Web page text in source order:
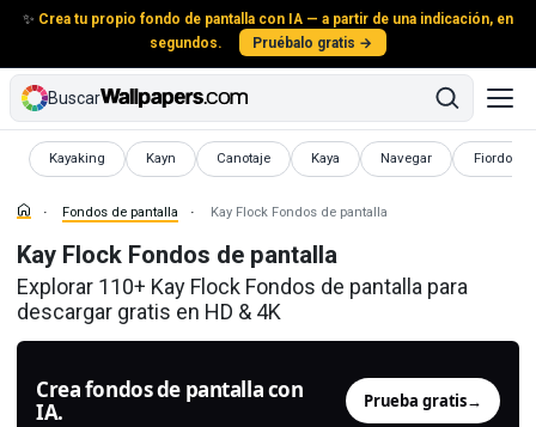
✨ Crea tu propio fondo de pantalla con IA — a partir de una indicación, en
segundos.
Pruébalo gratis →
Buscar
Kayaking
Fondos de pantalla
Kayn
Fondos de pantalla
Canotaje
Fondos de pantalla
Kaya
Fondos de pantalla
Navegar
Fondos de pantalla
Fiordo
Fondos
Fondos de pantalla Kay Flock Fondos de pantalla
Kay Flock Fondos de pantalla
Explorar 110+ Kay Flock Fondos de pantalla para
descargar gratis en HD & 4K
Crea fondos de pantalla con
IA.
Prueba gratis→